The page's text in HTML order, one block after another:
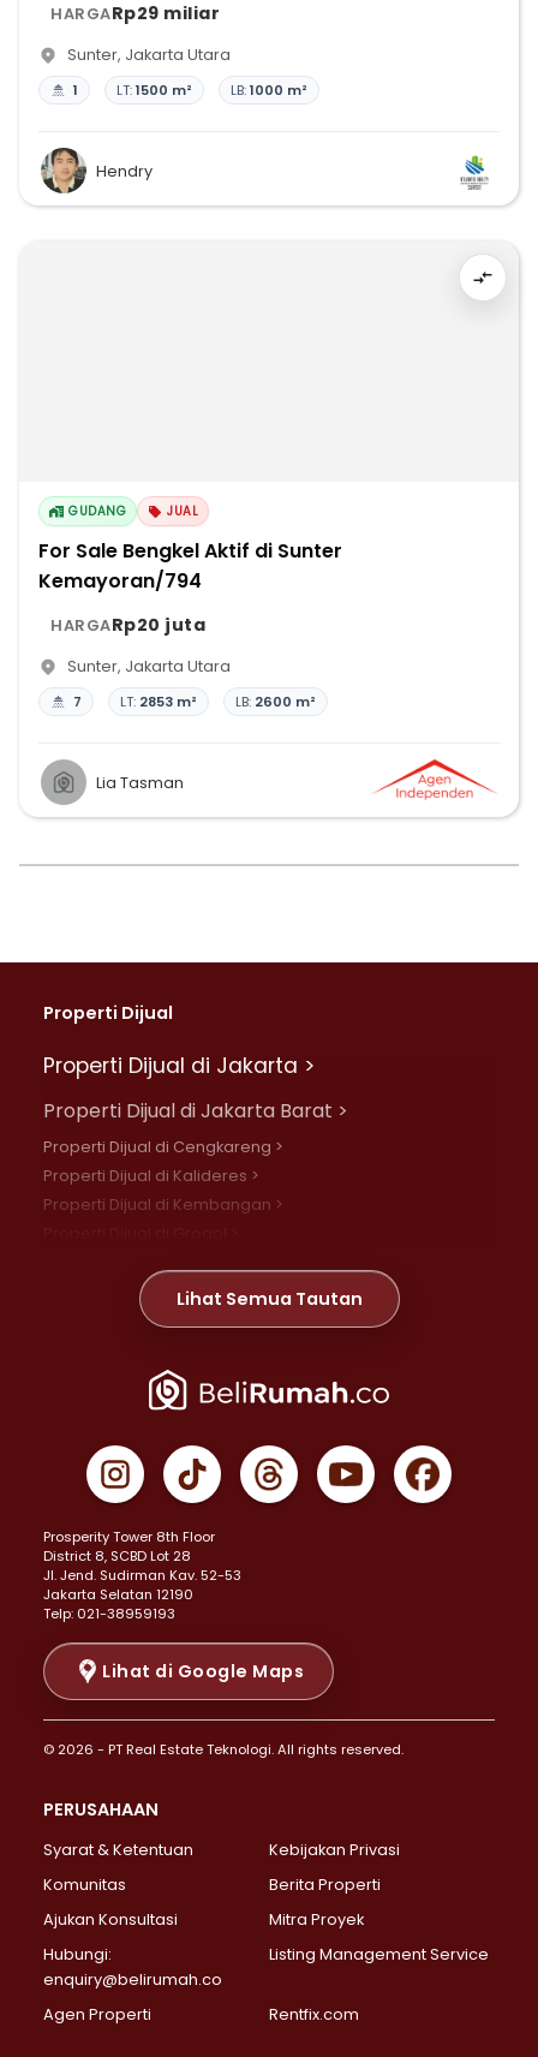
HARGARp29 miliar
Sunter, Jakarta Utara
1 LT:1500 m² LB:1000 m²
Hendry
GUDANG JUAL
For Sale Bengkel Aktif di Sunter
Kemayoran/794
HARGARp20 juta
Sunter, Jakarta Utara
7 LT: 2853 m² LB: 2600 m²
Lia Tasman
Properti Dijual
Properti Dijual di Jakarta >
Properti Dijual di Jakarta Barat >
Properti Dijual di Cengkareng >
Properti Dijual di Kalideres >
Properti Dijual di Kembangan >
Properti Dijual di Meruya >
Properti Dijual di Jelambar >
Properti Dijual di Jakarta Pusat >
Properti Dijual di Gambir >
Properti Dijual di Johar Baru >
Properti Dijual di Menteng >
Properti Dijual di Senen >
Properti Dijual di Tanah Abang >
Properti Dijual di Cikini >
Properti Dijual di Kramat >
Properti Dijual di Pasar Baru >
Properti Dijual di Bendungan Hilir >
Properti Dijual di Jakarta Selatan >
Properti Dijual di Lebak Bulus >
Properti Dijual di Gandaria Selatan >
Properti Dijual di Pondok Labu >
Properti Dijual di Lenteng Agung >
Properti Dijual di Senayan >
Properti Dijual di Pondok Pinang >
Lihat Semua Tautan
Prosperity Tower 8th Floor
District 8, SCBD Lot 28
JI. Jend. Sudirman Kav. 52-53
Jakarta Selatan 12190
Telp: 021-38959193
Lihat di Google Maps
© 2026 - PT Real Estate Teknologi. All rights reserved.
PERUSAHAAN
Syarat & Ketentuan
Kebijakan Privasi
Komunitas
Berita Properti
Ajukan Konsultasi
Mitra Proyek
Hubungi:
enquiry@belirumah.co
Listing Management Service
Agen Properti Rentfix.com